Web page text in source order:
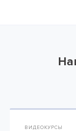
ВИДЕОКУРСЫ